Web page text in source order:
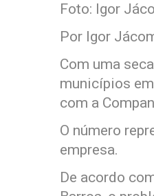
Foto: Igor
Por Igor
Com uma
municípios
com a
O número
empresa.
De acordo